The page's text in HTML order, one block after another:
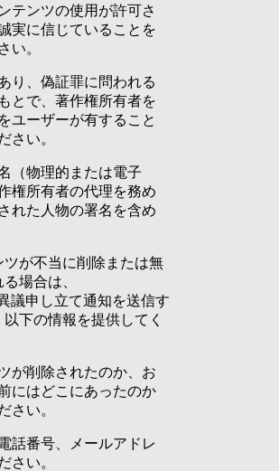
テンツの使用が許可さ
実に信じていることを
い。
り、偽証罪に問われる
とで、著作権所有者を
ユーザーが有すること
さい。
（物理的または電子
権所有者の代理を務め
れた人物の署名を含め
が不当に削除または無
場合は、
議申し立て通知を送信す
下の情報を提供してく
が削除されたのか、お
にはどこにあったのか
さい。
話番号、メールアドレ
さい。